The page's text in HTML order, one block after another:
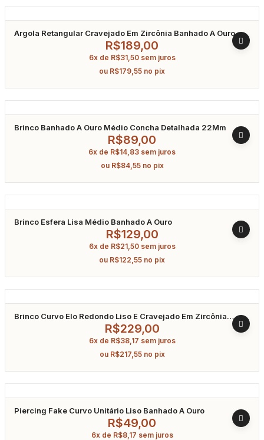
Argola Retangular Cravejado Em Zircônia Banhado A Ouro
R$189,00
6x de R$31,50 sem juros
ou R$179,55 no pix
Brinco Banhado A Ouro Médio Concha Detalhada 22Mm
R$89,00
6x de R$14,83 sem juros
ou R$84,55 no pix
Brinco Esfera Lisa Médio Banhado A Ouro
R$129,00
6x de R$21,50 sem juros
ou R$122,55 no pix
Brinco Curvo Elo Redondo Liso E Cravejado Em Zircônia
R$229,00
6x de R$38,17 sem juros
ou R$217,55 no pix
Piercing Fake Curvo Unitário Liso Banhado A Ouro
R$49,00
6x de R$8,17 sem juros